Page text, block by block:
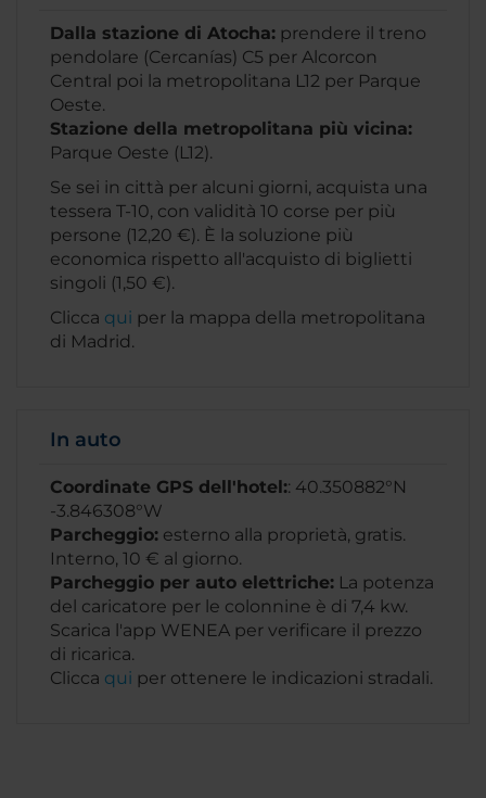
Dalla stazione di Atocha: prendere il treno
pendolare (Cercanías) C5 per Alcorcon
Central poi la metropolitana L12 per Parque
Oeste.
Stazione della metropolitana più vicina:
Parque Oeste (L12).
Se sei in città per alcuni giorni, acquista una
tessera T-10, con validità 10 corse per più
persone (12,20 €). È la soluzione più
economica rispetto all'acquisto di biglietti
singoli (1,50 €).
Clicca qui per la mappa della metropolitana
di Madrid.
In auto
Coordinate GPS dell'hotel:: 40.350882°N
-3.846308°W
Parcheggio: esterno alla proprietà, gratis.
Interno, 10 € al giorno.
Parcheggio per auto elettriche: La potenza
del caricatore per le colonnine è di 7,4 kw.
Scarica l'app WENEA per verificare il prezzo
di ricarica.
Clicca qui per ottenere le indicazioni stradali.